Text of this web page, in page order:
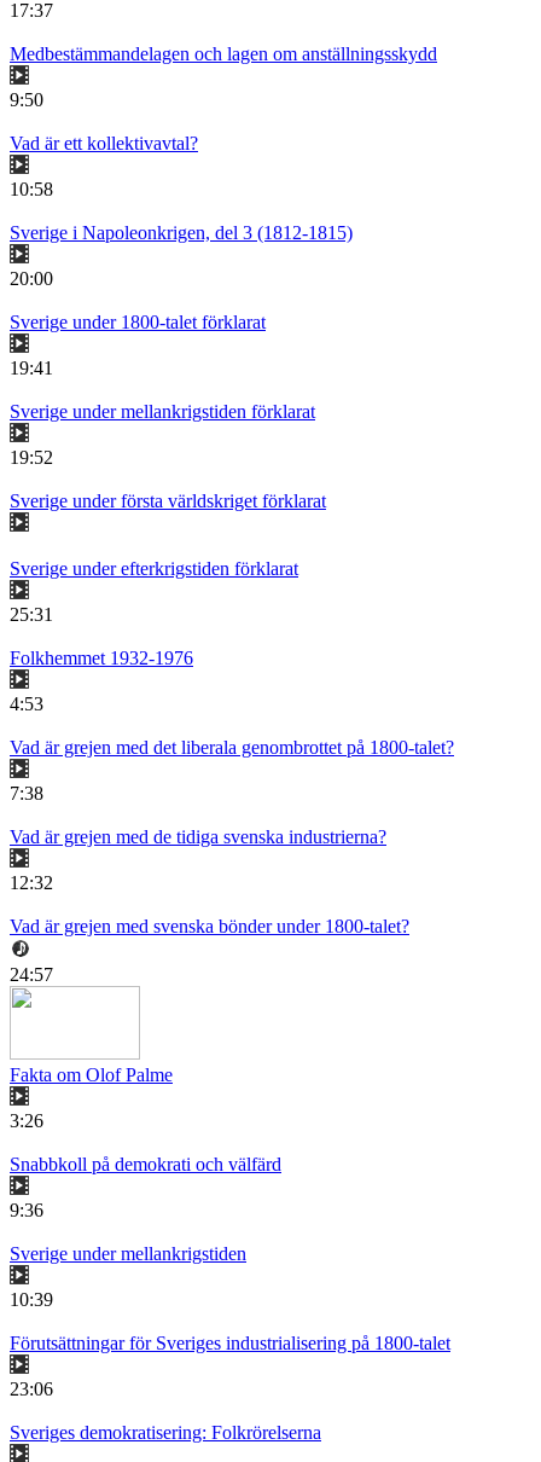
17:37
Medbestämmandelagen och lagen om anställningsskydd
9:50
Vad är ett kollektivavtal?
10:58
Sverige i Napoleonkrigen, del 3 (1812-1815)
20:00
Sverige under 1800-talet förklarat
19:41
Sverige under mellankrigstiden förklarat
19:52
Sverige under första världskriget förklarat
Sverige under efterkrigstiden förklarat
25:31
Folkhemmet 1932-1976
4:53
Vad är grejen med det liberala genombrottet på 1800-talet?
7:38
Vad är grejen med de tidiga svenska industrierna?
12:32
Vad är grejen med svenska bönder under 1800-talet?
24:57
Fakta om Olof Palme
3:26
Snabbkoll på demokrati och välfärd
9:36
Sverige under mellankrigstiden
10:39
Förutsättningar för Sveriges industrialisering på 1800-talet
23:06
Sveriges demokratisering: Folkrörelserna